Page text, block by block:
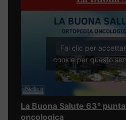
Fai clic per
cookie per questo
La Buona Salute 63°
oncologica